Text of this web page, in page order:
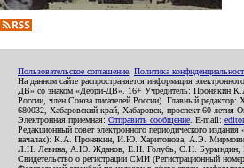
Пользовательское соглашение Политика
На данном сайте распространяется информация
ДВ» со знаком «Дебри-ДВ». 16+ Учредитель: Пронякин
России, член Союза писателей России). Главный
680032, Хабаровский край, Хабаровск, проспект 60-летия
Электронная приемная: Отправить сообщение . E-mail:
Редакционный совет электронного периодического
началах): К.А. Пронякин, И.Ю. Харитонова, А.Э.
Л.Н. Левина, А.Ю. Жданов, Е.Н. Голубь, С.Н. Бурындин,
Свидетельство о регистрации СМИ (Регистрационный